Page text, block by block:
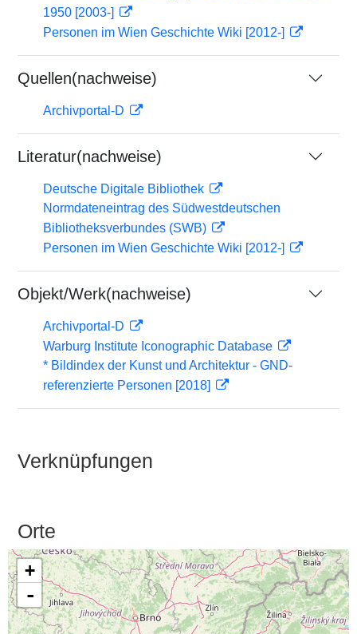
1950 [2003-]
Personen im Wien Geschichte Wiki [2012-]
Quellen(nachweise)
Archivportal-D
Literatur(nachweise)
Deutsche Digitale Bibliothek
Normdateneintrag des Südwestdeutschen
Bibliotheksverbundes (SWB)
Personen im Wien Geschichte Wiki [2012-]
Objekt/Werk(nachweise)
Archivportal-D
Warburg Institute Iconographic Database
* Bildindex der Kunst und Architektur - GND-
referenzierte Personen [2018]
Verknüpfungen
Orte
+
-